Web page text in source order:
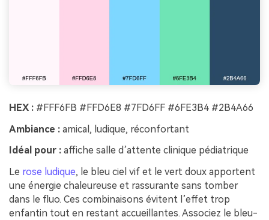
HEX : #FFF6FB #FFD6E8 #7FD6FF #6FE3B4 #2B4A66
Ambiance : amical, ludique, réconfortant
Idéal pour : affiche salle d’attente clinique pédiatrique
Le rose ludique, le bleu ciel vif et le vert doux apportent
une énergie chaleureuse et rassurante sans tomber
dans le fluo. Ces combinaisons évitent l’effet trop
enfantin tout en restant accueillantes. Associez le bleu-